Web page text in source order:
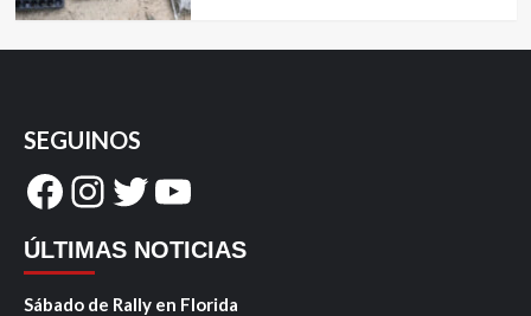
SEGUINOS
Facebook
Instagram
Twitter
YouTube
ÚLTIMAS NOTICIAS
Sábado de Rally en Florida